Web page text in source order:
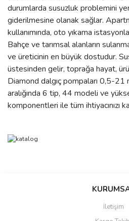
durumlarda susuzluk problemini
giderilmesine olanak sağlar.
kullanımında, oto yıkama
Bahçe ve tarımsal alanların
ve üreticinin en büyük dostudur.
üstesinden gelir, toprağa hayat,
Diamond dalgıç pompaları 0,5-
aralığında 6 tip, 44 modeli ve
komponentleri ile tüm ihtiyacınızı
Bu ürüne ilk yorumu
Ürün hakkında henüz
İletişim